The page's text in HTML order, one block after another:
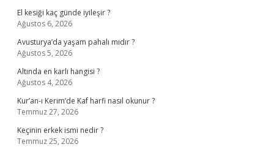
El kesiği kaç günde iyileşir ?
Ağustos 6, 2026
Avusturya’da yaşam pahalı mıdır ?
Ağustos 5, 2026
Altında en karlı hangisi ?
Ağustos 4, 2026
Kur’an-ı Kerim’de Kaf harfi nasıl okunur ?
Temmuz 27, 2026
Keçinin erkek ismi nedir ?
Temmuz 25, 2026